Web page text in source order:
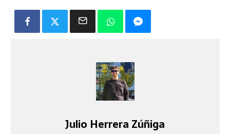
Julio Herrera Zúñiga